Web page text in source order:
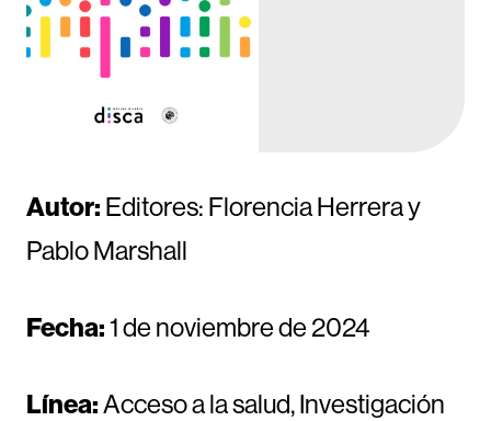
Autor: Editores: Florencia Herrera y
Pablo Marshall
Fecha:1 de noviembre de 2024
Línea:Acceso a la salud, Investigación